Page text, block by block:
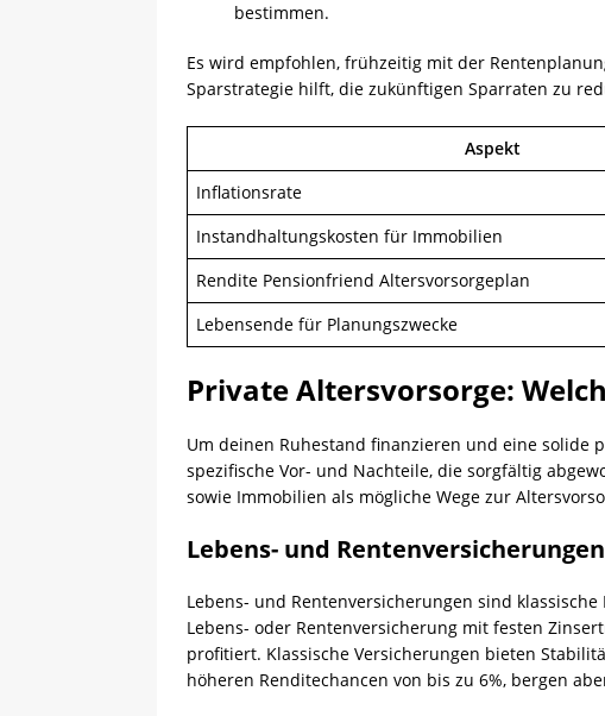
bestimmen.
Es wird empfohlen, frühzeitig mit der
Sparstrategie hilft, die zukünftigen Sparraten zu
Aspekt
Inflationsrate
Instandhaltungskosten für Immobilien
Rendite Pensionfriend Altersvorsorgeplan
Lebensende für Planungszwecke
Private Altersvorsorge:
Um deinen Ruhestand finanzieren und eine solide
spezifische Vor- und Nachteile, die sorgfältig
sowie Immobilien als mögliche Wege zur
Lebens- und Rentenversicherungen
Lebens- und Rentenversicherungen sind
Lebens- oder Rentenversicherung mit festen
profitiert. Klassische Versicherungen bieten
höheren Renditechancen von bis zu 6%, bergen